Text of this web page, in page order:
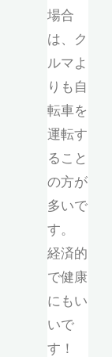
場合
は、ク
ルマよ
りも自
転車を
運転す
ること
の方が
多いで
す。
経済的
で健康
にもい
いで
す！